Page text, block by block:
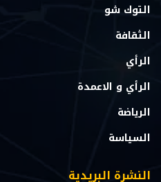
التوك شو
الثقافة
الرأي
الرأي و الاعمدة
الرياضة
السياسة
النشرة البريدية